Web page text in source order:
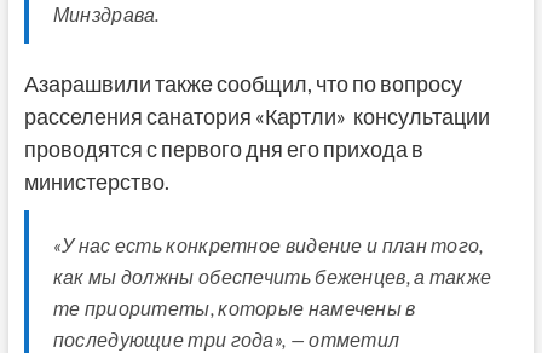
Минздрава.
Азарашвили также сообщил, что по вопросу
расселения санатория «Картли» консультации
проводятся с первого дня его прихода в
министерство.
«У нас есть конкретное видение и план того,
как мы должны обеспечить беженцев, а также
те приоритеты, которые намечены в
последующие три года», — отметил